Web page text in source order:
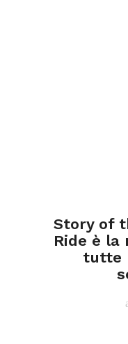
Story of
Ride è la
tutte